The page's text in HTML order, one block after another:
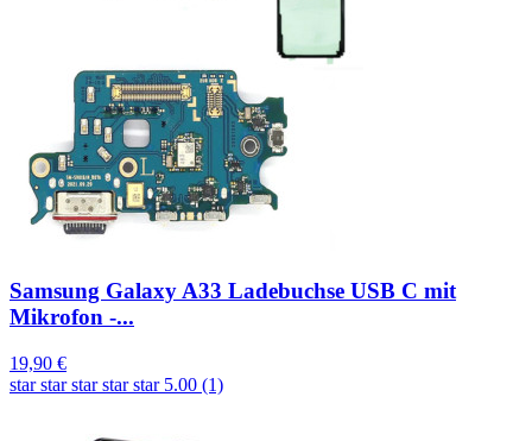
Samsung Galaxy A33 Ladebuchse USB C mit
Mikrofon -...
19,90 €
star star star star star 5.00 (1)